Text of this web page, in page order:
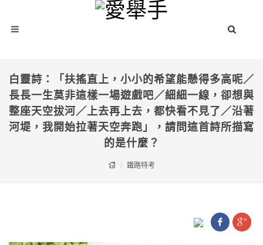
白靈詩：「扶搖直上，小小的希望能懸得多高呢／
長長一生莫非這樣一場遊戲吧／細細一線，卻想與
整座天空拔河／上去再上去，都快看不見了／沿著
河堤，我開始拉著天空奔跑」，請問這首詩所描寫
的是什麼？
鐵路特考